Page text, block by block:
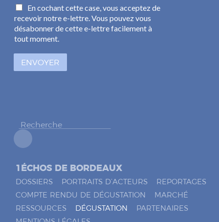
a
i
l
*
C
a
s
e
à
En cochant cette case, vous acceptez de
recevoir notre e-lettre. Vous pouvez vous
désabonner de cette e-lettre facilement à
tout moment.
ENVOYER
1ÉCHOS DE BORDEAUX
DOSSIERS PORTRAITS D’ACTEURS
REPORTAGES
COMPTE RENDU DE DÉGUSTATION
MARCHÉ
RESSOURCES
DÉGUSTATION
PARTENAIRES